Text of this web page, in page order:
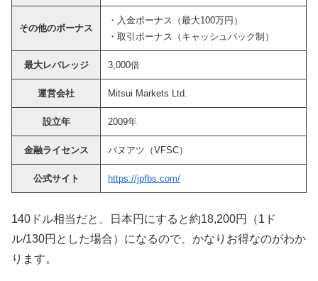
その他のボーナス
・入金ボーナス（最大100万円）
・取引ボーナス（キャッシュバック制）
最大レバレッジ 3,000倍
運営会社 Mitsui Markets Ltd.
設立年 2009年
金融ライセンス バヌアツ（VFSC）
公式サイト https://jpfbs.com/
140ドル相当だと、日本円にすると約18,200円（1ド
ル/130円とした場合）になるので、かなりお得なのがわか
ります。